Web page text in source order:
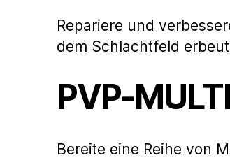
Repariere und
dem Schlachtfeld
PVP-
Bereite eine Reihe von